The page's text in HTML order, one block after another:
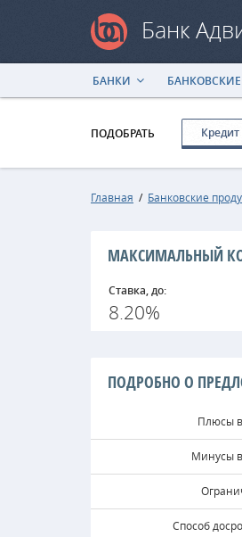
Банк
БАНКИ
ПОДОБРАТЬ Кредит
Главная / Банковские
МАКСИМАЛЬНЫЙ
Ставка, до:
8.20%
ПОДРОБНО О
Плюсы
Минусы
Способ